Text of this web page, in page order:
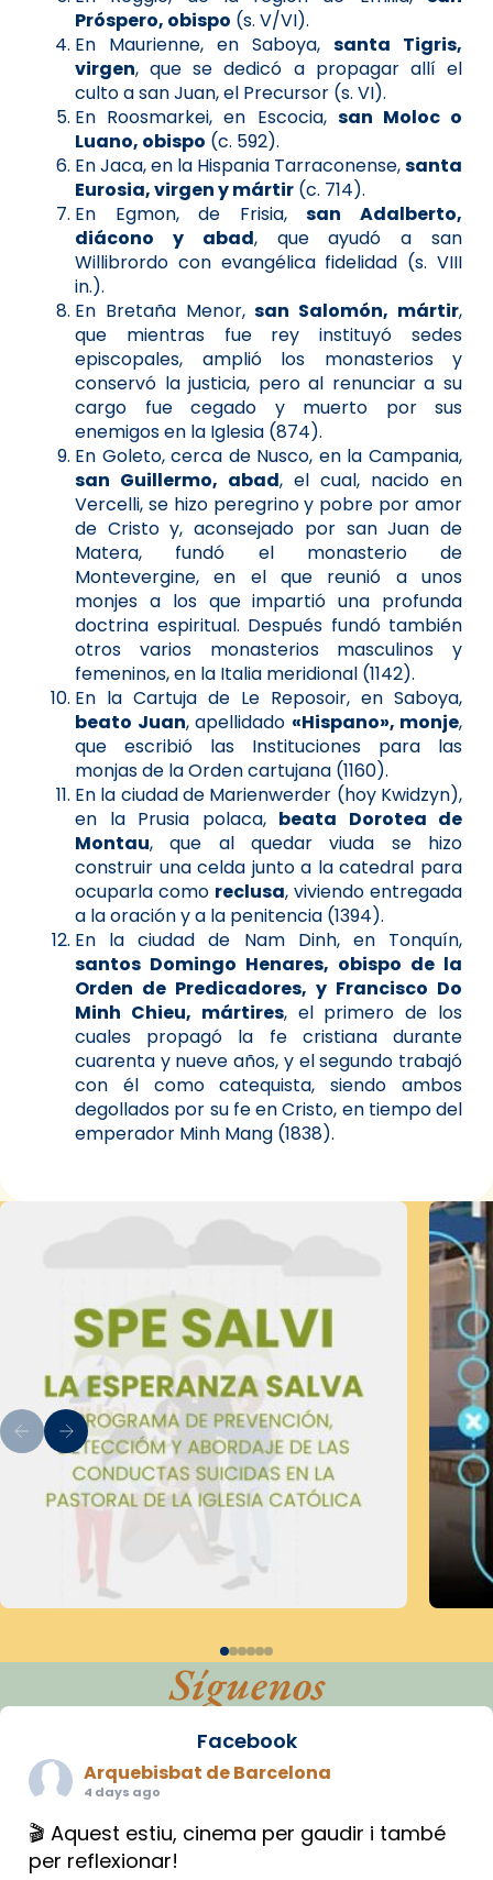
Próspero, obispo (s. V/VI).
En Maurienne, en Saboya, santa Tigris,
virgen, que se dedicó a propagar allí el
culto a san Juan, el Precursor (s. VI).
En Roosmarkei, en Escocia, san Moloc o
Luano, obispo (c. 592).
En Jaca, en la Hispania Tarraconense,santa
Eurosia, virgen y mártir (c. 714).
En Egmon, de Frisia,san Adalberto,
diácono y abad, que ayudó a san
Willibrordo con evangélica fidelidad (s. VIII
in.).
En Bretaña Menor,san Salomón, mártir,
que mientras fue rey instituyó sedes
episcopales, amplió los monasterios y
conservó la justicia, pero al renunciar a su
cargo fue cegado y muerto por sus
enemigos en la Iglesia (874).
En Goleto, cerca de Nusco, en la Campania,
san Guillermo, abad, el cual, nacido en
Vercelli, se hizo peregrino y pobre por amor
de Cristo y, aconsejado por san Juan de
Matera, fundó el monasterio de
Montevergine, en el que reunió a unos
monjes a los que impartió una profunda
doctrina espiritual. Después fundó también
otros varios monasterios masculinos y
femeninos, en la Italia meridional (1142).
En la Cartuja de Le Reposoir, en Saboya,
beato Juan, apellidado «Hispano», monje,
que escribió las Instituciones para las
monjas de la Orden cartujana (1160).
En la ciudad de Marienwerder (hoy Kwidzyn),
en la Prusia polaca, beata Dorotea de
Montau, que al quedar viuda se hizo
construir una celda junto a la catedral para
ocuparla como reclusa, viviendo entregada
a la oración y a la penitencia (1394).
En la ciudad de Nam Dinh, en Tonquín,
santos Domingo Henares, obispo de la
Orden de Predicadores, y Francisco Do
Minh Chieu, mártires, el primero de los
cuales propagó la fe cristiana durante
cuarenta y nueve años, y el segundo trabajó
con él como catequista, siendo ambos
degollados por su fe en Cristo, en tiempo del
emperador Minh Mang (1838).
Síguenos
Facebook
Arquebisbat de Barcelona
4 days ago
🎬 Aquest estiu, cinema per gaudir i també
per reflexionar!